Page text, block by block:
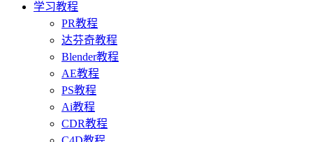
学习教程
PR教程
达芬奇教程
Blender教程
AE教程
PS教程
Ai教程
CDR教程